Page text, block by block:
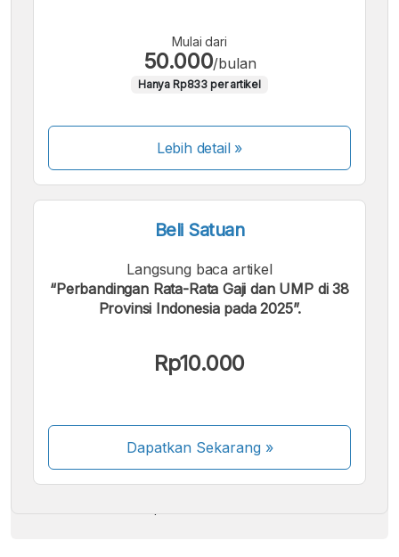
Mulai dari
50.000/bulan
Hanya Rp833 per artikel
Lebih detail »
Beli Satuan
Langsung baca artikel
“Perbandingan Rata-Rata Gaji dan UMP di 38
Provinsi Indonesia pada 2025”.
Rp10.000
Dapatkan Sekarang»
Kami menerima pembayaran berikut:
Beberapa metode pembayaran masih dalam